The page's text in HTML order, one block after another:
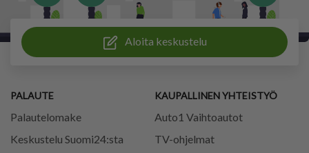
Aloita keskustelu
PALAUTE
Palautelomake
Keskustelu Suomi24:sta
KAUPALLINEN YHTEISTYÖ
Auto1 Vaihtoautot
TV-ohjelmat